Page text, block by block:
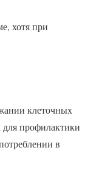
хотя при
клеточных
профилактики
в